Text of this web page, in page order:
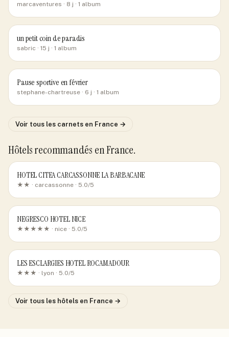
marcaventures · 8 j · 1 album
un petit coin de paradis
sabric · 15 j · 1 album
Pause sportive en février
stephane-chartreuse · 6 j · 1 album
Voir tous les carnets en France →
Hôtels recommandés en France.
HOTEL CITEA CARCASSONNE LA BARBACANE
★★ · carcassonne · 5.0/5
NEGRESCO HOTEL NICE
★★★★★ · nice · 5.0/5
LES ESCLARGIES HOTEL ROCAMADOUR
★★★ · lyon · 5.0/5
Voir tous les hôtels en France →